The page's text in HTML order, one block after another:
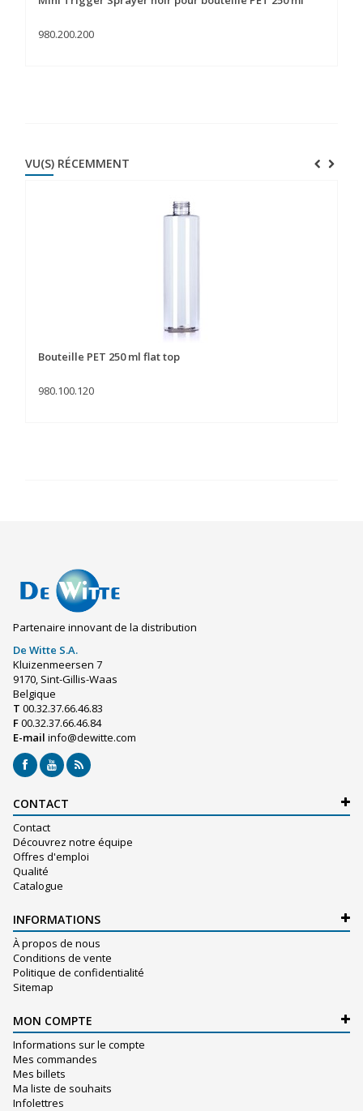
980.200.200
VU(S) RÉCEMMENT
Bouteille PET 250 ml flat top
980.100.120
Partenaire innovant de la distribution
De Witte S.A.
Kluizenmeersen 7
9170, Sint-Gillis-Waas
Belgique
T 00.32.37.66.46.83
F00.32.37.66.46.84
E-mail info@dewitte.com
CONTACT
Contact
Découvrez notre équipe
Offres d'emploi
Qualité
Catalogue
INFORMATIONS
À propos de nous
Conditions de vente
Politique de confidentialité
Sitemap
MON COMPTE
Informations sur le compte
Mes commandes
Mes billets
Ma liste de souhaits
Infolettres